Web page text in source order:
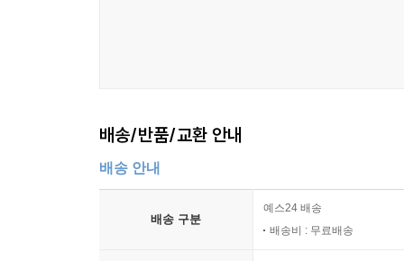
이 책은 초기 교회사 연구에 간과치 못할 소중한
문제라 하여 과거시험 답안을 백지로 제출한 일화
배송/반품/교환 안내
배송 안내
배송 구분
예스24 배송
배송비 : 무료배송